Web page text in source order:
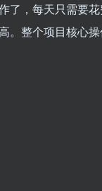
了，每天只需要
。整个项目核心